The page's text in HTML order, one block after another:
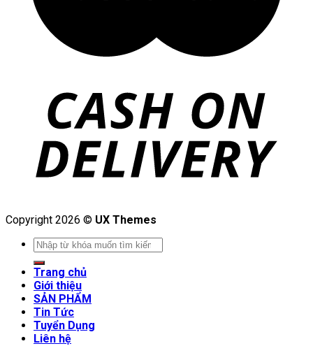
Copyright 2026 © UX Themes
Search
for:
Trang chủ
Giới thiệu
SẢN PHẨM
Tin Tức
Tuyển Dụng
Liên hệ